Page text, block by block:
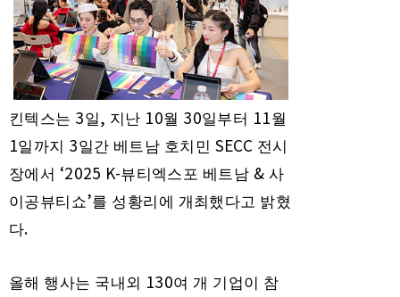
킨텍스는 3일, 지난 10월 30일부터 11월
1일까지 3일간 베트남 호치민 SECC 전시
장에서 ‘2025 K-뷰티엑스포 베트남 & 사
이공뷰티쇼’를 성황리에 개최했다고 밝혔
다.
올해 행사는 국내외 130여 개 기업이 참